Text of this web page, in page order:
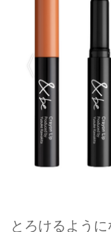
とろけるよう